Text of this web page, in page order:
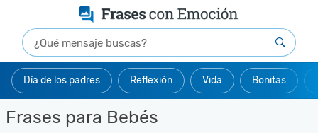
Día de los padres Reflexión Vida Bonitas
Frases para Bebés